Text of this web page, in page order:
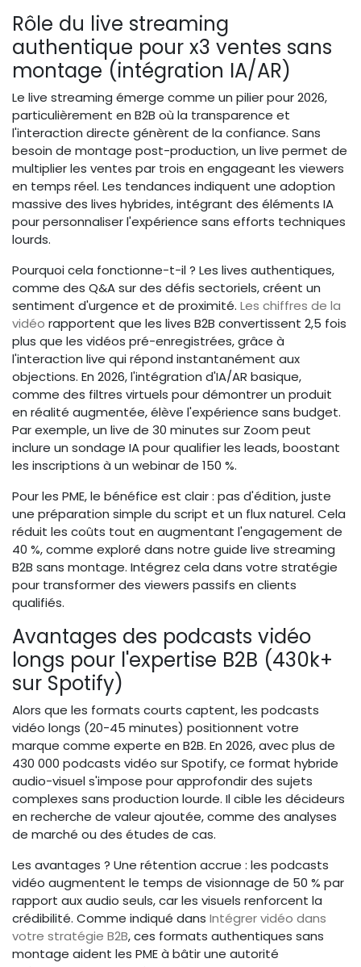
Rôle du live streaming
authentique pour x3 ventes sans
montage (intégration IA/AR)
Le live streaming émerge comme un pilier pour 2026,
particulièrement en B2B où la transparence et
l'interaction directe génèrent de la confiance. Sans
besoin de montage post-production, un live permet de
multiplier les ventes par trois en engageant les viewers
en temps réel. Les tendances indiquent une adoption
massive des lives hybrides, intégrant des éléments IA
pour personnaliser l'expérience sans efforts techniques
lourds.
Pourquoi cela fonctionne-t-il ? Les lives authentiques,
comme des Q&A sur des défis sectoriels, créent un
sentiment d'urgence et de proximité. Les chiffres de la
vidéo rapportent que les lives B2B convertissent 2,5 fois
plus que les vidéos pré-enregistrées, grâce à
l'interaction live qui répond instantanément aux
objections. En 2026, l'intégration d'IA/AR basique,
comme des filtres virtuels pour démontrer un produit
en réalité augmentée, élève l'expérience sans budget.
Par exemple, un live de 30 minutes sur Zoom peut
inclure un sondage IA pour qualifier les leads, boostant
les inscriptions à un webinar de 150 %.
Pour les PME, le bénéfice est clair : pas d'édition, juste
une préparation simple du script et un flux naturel. Cela
réduit les coûts tout en augmentant l'engagement de
40 %, comme exploré dans notre guide live streaming
B2B sans montage. Intégrez cela dans votre stratégie
pour transformer des viewers passifs en clients
qualifiés.
Avantages des podcasts vidéo
longs pour l'expertise B2B (430k+
sur Spotify)
Alors que les formats courts captent, les podcasts
vidéo longs (20-45 minutes) positionnent votre
marque comme experte en B2B. En 2026, avec plus de
430 000 podcasts vidéo sur Spotify, ce format hybride
audio-visuel s'impose pour approfondir des sujets
complexes sans production lourde. Il cible les décideurs
en recherche de valeur ajoutée, comme des analyses
de marché ou des études de cas.
Les avantages ? Une rétention accrue : les podcasts
vidéo augmentent le temps de visionnage de 50 % par
rapport aux audio seuls, car les visuels renforcent la
crédibilité. Comme indiqué dans Intégrer vidéo dans
votre stratégie B2B, ces formats authentiques sans
montage aident les PME à bâtir une autorité